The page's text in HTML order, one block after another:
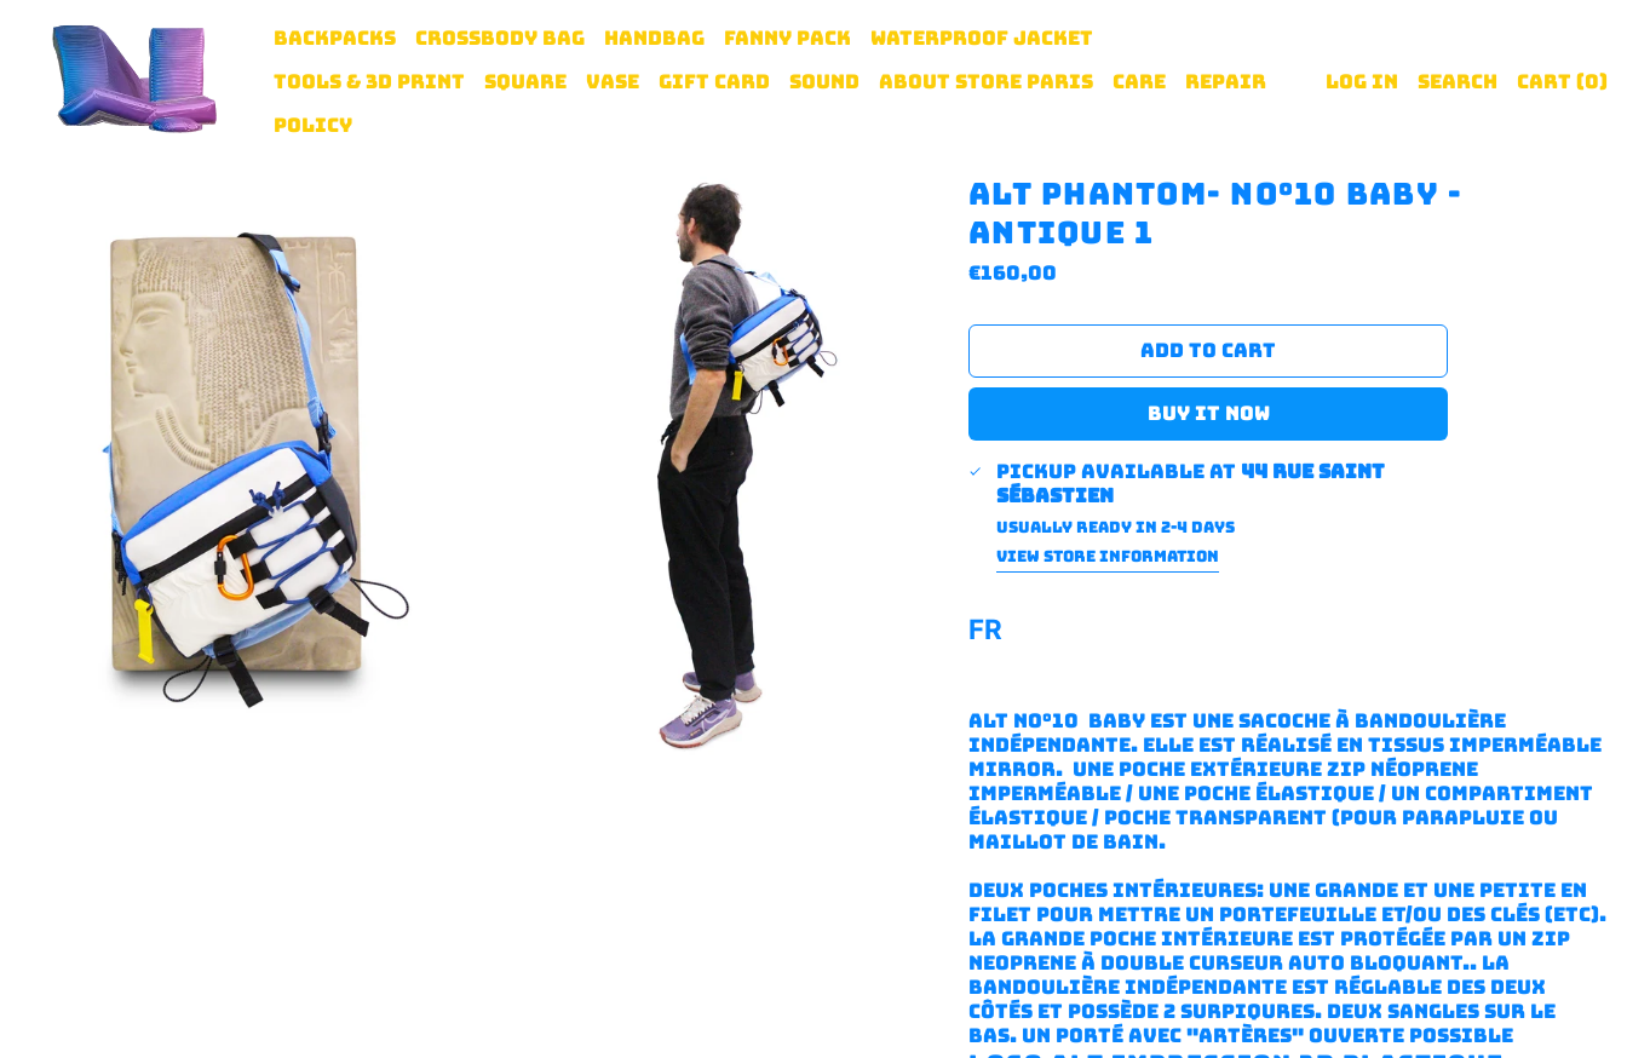
BACKPACKS CROSSBODY BAG HANDBAG FANNY PACK
WATERPROOF JACKET
TOOLS & 3D PRINT
SQUARE VASE GIFT CARD SOUND ABOUT STORE PARIS CARE
REPAIR
POLICY
Log in Search Cart (0)
ALT phantom- no°10 Baby -
Antique 1
Regular
€160,00
ADD TO CART
BUY IT NOW
Pickup available at 44 rue saint
sébastien
Usually ready in 2-4 days
VIEW STORE INFORMATION
FR
ALT no°10 baby est une sacoche à bandoulière
indépendante. Elle est réalisé en tissus imperméable
mirror. Une poche extérieure zip néoprene
imperméable / une poche élastique / un compartiment
élastique / poche transparent (pour parapluie ou
maillot de bain.
Deux poches intérieures: une grande et une petite en
filet pour mettre un portefeuille et/ou des clés (etc).
La grande poche intérieure est protégée par un zip
neoprene à double curseur auto bloquant.. La
bandoulière indépendante est réglable des deux
côtés et possède 2 surpiqures. Deux sangles sur le
bas. Un porté avec "artères" ouverte possible